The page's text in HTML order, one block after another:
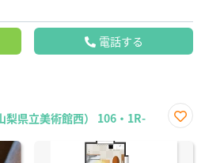
電話する
梨県立美術館西） 106・1R-
に入